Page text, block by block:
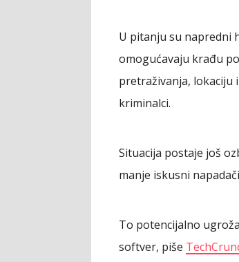
U pitanju su napredni
omogućavaju krađu
pretraživanja, lokaciju
kriminalci.
Situacija postaje još
manje iskusni
To potencijalno
softver, piše